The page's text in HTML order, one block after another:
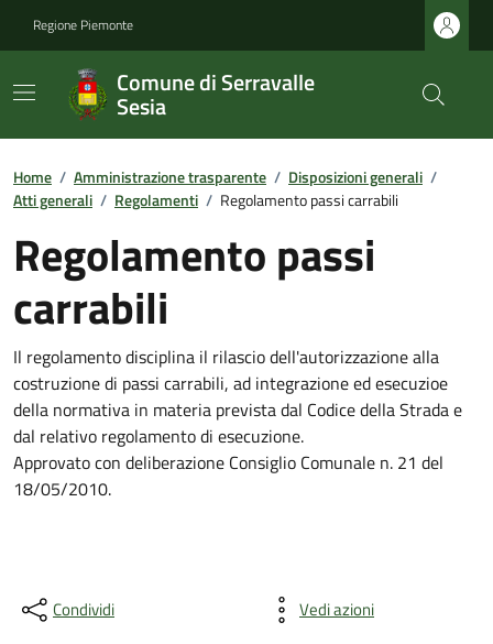
Regione Piemonte
Comune di Serravalle
Sesia
Home / Amministrazione trasparente / Disposizioni generali /
Atti generali / Regolamenti / Regolamento passi carrabili
Regolamento passi
carrabili
Il regolamento disciplina il rilascio dell'autorizzazione alla
costruzione di passi carrabili, ad integrazione ed esecuzioe
della normativa in materia prevista dal Codice della Strada e
dal relativo regolamento di esecuzione.
Approvato con deliberazione Consiglio Comunale n. 21 del
18/05/2010.
Condividi Vedi azioni